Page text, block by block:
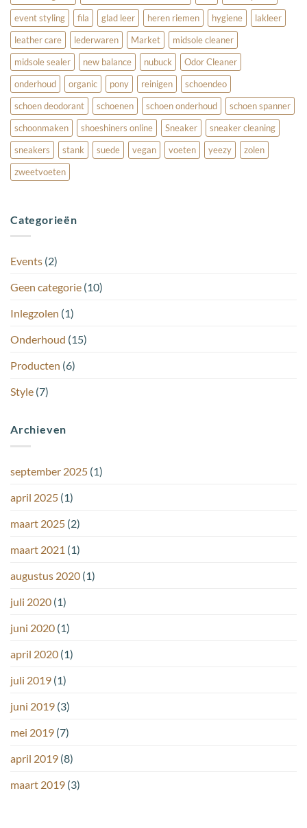
event styling
fila glad leer heren riemen hygiene
lakleer
leather care
lederwaren Market
midsole cleaner
midsole sealer
new balance nubuck
Odor Cleaner
onderhoud
organic pony reinigen
schoendeo
schoen deodorant
schoenen schoen onderhoud
schoen spanner
schoonmaken
shoeshiners online Sneaker
sneaker cleaning
sneakers
stank suede vegan voeten yeezy
zolen
zweetvoeten
Categorieën
Events (2)
Geen categorie (10)
Inlegzolen (1)
Onderhoud (15)
Producten (6)
Style (7)
Archieven
september 2025 (1)
april 2025 (1)
maart 2025 (2)
maart 2021 (1)
augustus 2020 (1)
juli 2020 (1)
juni 2020 (1)
april 2020 (1)
juli 2019 (1)
juni 2019 (3)
mei 2019 (7)
april 2019 (8)
maart 2019 (3)